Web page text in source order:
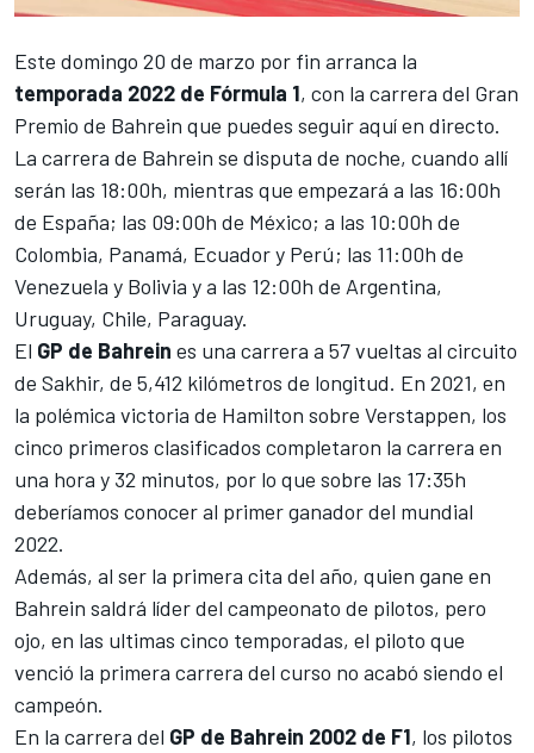
Este domingo 20 de marzo por fin arranca la
temporada 2022 de Fórmula 1, con la carrera del Gran
Premio de Bahrein que puedes seguir aquí en directo.
La carrera de Bahrein se disputa de noche, cuando allí
serán las 18:00h, mientras que empezará a las 16:00h
de España; las 09:00h de México; a las 10:00h de
Colombia, Panamá, Ecuador y Perú; las 11:00h de
Venezuela y Bolivia y a las 12:00h de Argentina,
Uruguay, Chile, Paraguay.
El GP de Bahrein es una carrera a 57 vueltas al circuito
de Sakhir, de 5,412 kilómetros de longitud. En 2021, en
la polémica victoria de Hamilton sobre Verstappen, los
cinco primeros clasificados completaron la carrera en
una hora y 32 minutos, por lo que sobre las 17:35h
deberíamos conocer al primer ganador del mundial
2022.
Además, al ser la primera cita del año, quien gane en
Bahrein saldrá líder del campeonato de pilotos, pero
ojo, en las ultimas cinco temporadas, el piloto que
venció la primera carrera del curso no acabó siendo el
campeón.
En la carrera del GP de Bahrein 2002 de F1, los pilotos